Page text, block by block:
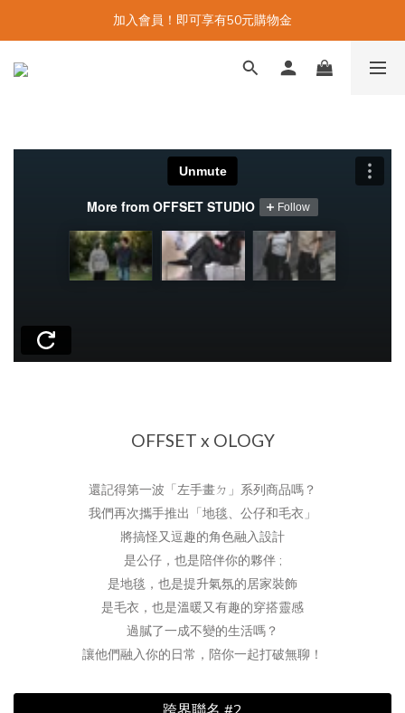
加入會員！即可享有50元購物金
OFFSET x OLOGY
還記得第一波「左手畫ㄉ」系列商品嗎？
我們再次攜手推出「地毯、公仔和毛衣」
將搞怪又逗趣的角色融入設計
是公仔，也是陪伴你的夥伴 ;
是地毯，也是提升氣氛的居家裝飾
是毛衣，也是溫暖又有趣的穿搭靈感
過膩了一成不變的生活嗎？
讓他們融入你的日常，陪你一起打破無聊！